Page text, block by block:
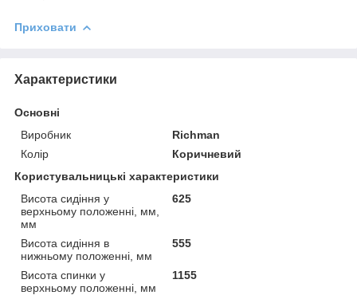
Приховати
Характеристики
Основні
Виробник
Richman
Колір
Коричневий
Користувальницькі характеристики
Висота сидіння у
верхньому положенні, мм,
мм
625
Висота сидіння в
нижньому положенні, мм
555
Висота спинки у
верхньому положенні, мм
1155